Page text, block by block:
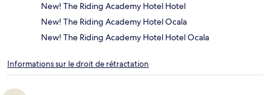
New! The Riding Academy Hotel Hotel
New! The Riding Academy Hotel Ocala
New! The Riding Academy Hotel Hotel Ocala
Informations sur le droit de rétractation